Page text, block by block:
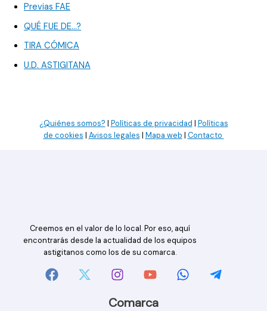
Previas FAE
QUÉ FUE DE…?
TIRA CÓMICA
U.D. ASTIGITANA
¿Quiénes somos? | Políticas de privacidad | Políticas
de cookies | Avisos legales | Mapa web | Contacto
Creemos en el valor de lo local. Por eso, aquí
encontrarás desde la actualidad de los equipos
astigitanos como los de su comarca.
Comarca